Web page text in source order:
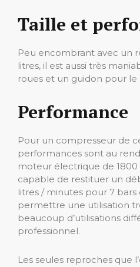
Taille et
Peu encombrant avec un
litres, il est aussi très
roues et un guidon pour
Performance
Pour un compresseur de
performances sont au
moteur électrique de 1800
capable de restituer un
litres / minutes pour 7
permettre une utilisation
beaucoup d’utilisations
professionnel.
Les seules reproches que